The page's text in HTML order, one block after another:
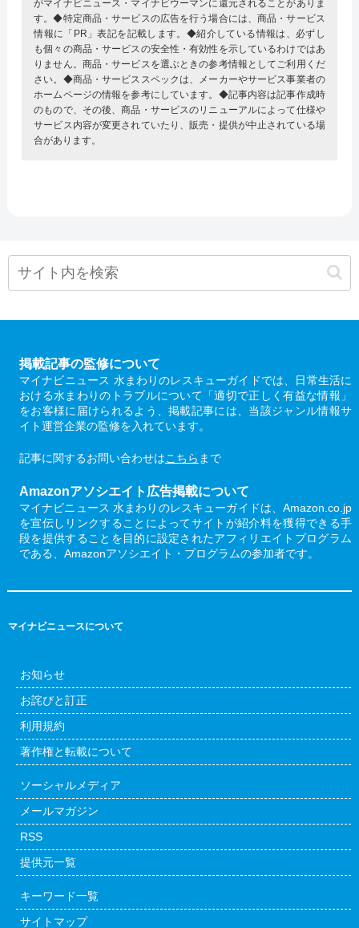
がマイナビニュース・マイナビウーマンに還元されることがありま
す。◆特定商品・サービスの広告を行う場合には、商品・サービス
情報に「PR」表記を記載します。◆紹介している情報は、必ずし
も個々の商品・サービスの安全性・有効性を示しているわけではあ
りません。商品・サービスを選ぶときの参考情報としてご利用くだ
さい。◆商品・サービススペックは、メーカーやサービス事業者の
ホームページの情報を参考にしています。◆記事内容は記事作成時
のもので、その後、商品・サービスのリニューアルによって仕様や
サービス内容が変更されていたり、販売・提供が中止されている場
合があります。
掲載記事の監修について
マイナビニュース 水まわりのレスキューガイドでは、日常生活に
おける水まわりのトラブルについて「適切で正しく有益な情報」
をお客様に届けられるよう、掲載記事には、当該ジャンル情報サ
イト運営企業の監修を入れています。
記事に関するお問い合わせはこちら まで
Amazonアソシエイト広告掲載について
マイナビニュース 水まわりのレスキューガイドは、Amazon.co.jp
を宣伝しリンクすることによってサイトが紹介料を獲得できる手
段を提供することを目的に設定されたアフィリエイトプログラム
である、Amazonアソシエイト・プログラムの参加者です。
マイナビニュースについて
お知らせ
お詫びと訂正
利用規約
著作権と転載について
ソーシャルメディア
メールマガジン
RSS
提供元一覧
キーワード一覧
サイトマップ